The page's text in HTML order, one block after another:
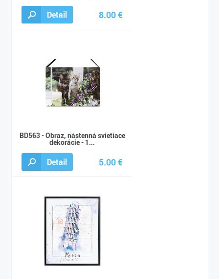
Detail 8.00 €
BD563 - Obraz, nástenná svietiace
dekorácie - 1...
Detail 5.00 €